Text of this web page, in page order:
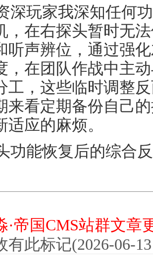
深玩家我深知任何
，在右探头暂时无
听声辨位，通过强
，在团队作战中主
工，这些临时调整
来看定期备份自己
适应的麻烦。
功能恢复后的综合
·帝国CMS站群文章
有此标记(2026-06-